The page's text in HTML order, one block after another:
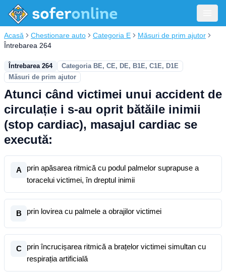
Acasă Chestionare auto Categoria E
Măsuri de prim ajutor
Întrebarea 264
Întrebarea 264
Categoria BE, CE, DE, B1E, C1E, D1E
Măsuri de prim ajutor
Atunci când victimei unui accident de
circulație i s-au oprit bătăile inimii
(stop cardiac), masajul cardiac se
execută:
A
prin apăsarea ritmică cu podul palmelor suprapuse a
toracelui victimei, în dreptul inimii
B prin lovirea cu palmele a obrajilor victimei
C
prin încrucișarea ritmică a brațelor victimei simultan cu
respirația artificială